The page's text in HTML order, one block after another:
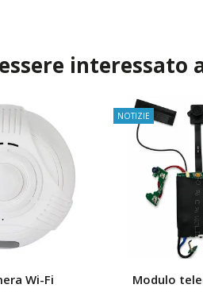
interessato
Wi-Fi
NOTIZIE
Modulo